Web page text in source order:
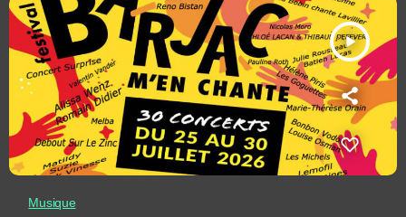
play_arrow
Musique